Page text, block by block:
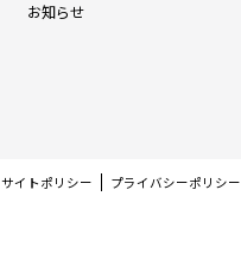
お知らせ
サイトポリシー プライバシーポリシー